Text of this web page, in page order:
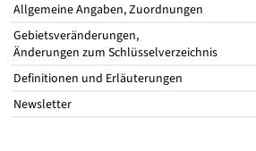
Allgemeine Angaben, Zuordnungen
Gebietsveränderungen,
Änderungen zum Schlüsselverzeichnis
Definitionen und Erläuterungen
Newsletter